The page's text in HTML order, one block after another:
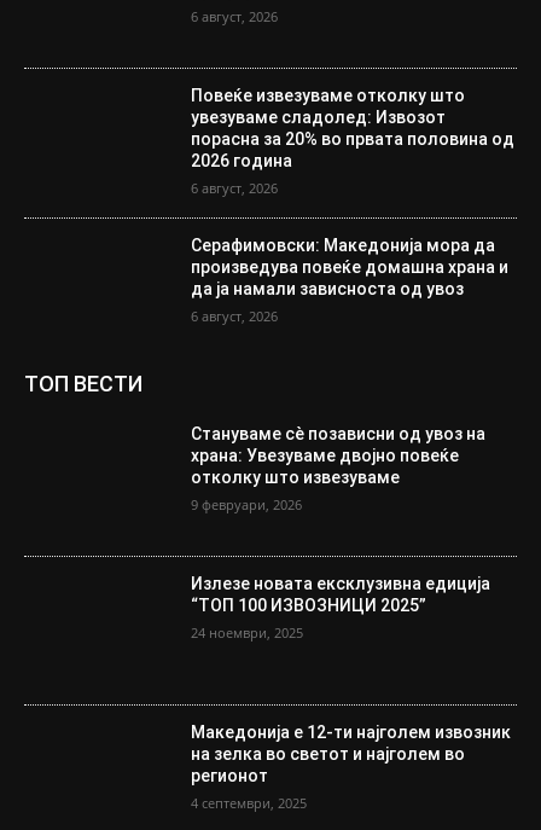
6 август, 2026
Повеќе извезуваме отколку што
увезуваме сладолед: Извозот
порасна за 20% во првата половина од
2026 година
6 август, 2026
Серафимовски: Македонија мора да
произведува повеќе домашна храна и
да ја намали зависноста од увоз
6 август, 2026
ТОП ВЕСТИ
Стануваме сè позависни од увоз на
храна: Увезуваме двојно повеќе
отколку што извезуваме
9 февруари, 2026
Излезе новата ексклузивна едиција
“ТОП 100 ИЗВОЗНИЦИ 2025”
24 ноември, 2025
Македонија е 12-ти најголем извозник
на зелка во светот и најголем во
регионот
4 септември, 2025